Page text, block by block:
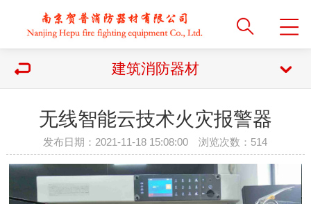
建筑消防器材
无线智能云技术火灾报警器
发布日期：2021-11-18 15:08:00 浏览次数： 514